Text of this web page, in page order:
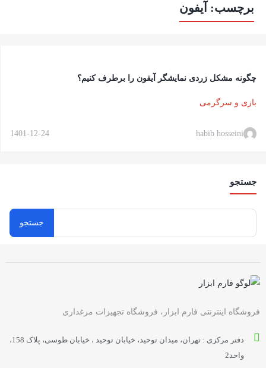
جستجو
برچسب: آیفون
چگونه مشکل زردی نمایشگر آیفون را برطرف کنیم؟
بازی و سرگرمی
habib hosseini
1401-12-24
فروشگاه اینترنتی فارم ابزار، فروشگاه تجهیزات مرغداری
دفتر مرکزی : تهران، میدان توحید، خیابان توحید ، خیابان طوسی، پلاک 158،
واحد2